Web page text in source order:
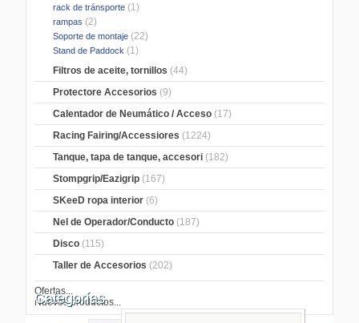
rack de tránsporte (1)
rampas (2)
Soporte de montaje (22)
Stand de Paddock (1)
Filtros de aceite, tornillos (44)
Protectore Accesorios (9)
Calentador de Neumático / Acceso (17)
Racing Fairing/Accessiores (1224)
Tanque, tapa de tanque, accesori (182)
Stompgrip/Eazigrip (167)
SKeeD ropa interior (6)
Nel de Operador/Conducto (187)
Disco (115)
Taller de Accesorios (202)
Ofertas...
Nuevos productos...
Categorías